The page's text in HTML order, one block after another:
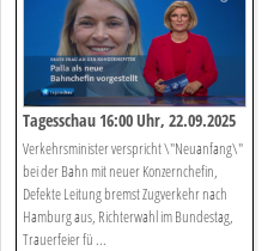
Tagesschau 16:00 Uhr, 22.09.2025
Verkehrsminister verspricht \"Neuanfang\"
bei der Bahn mit neuer Konzernchefin,
Defekte Leitung bremst Zugverkehr nach
Hamburg aus, Richterwahl im Bundestag,
Trauerfeier fü ...